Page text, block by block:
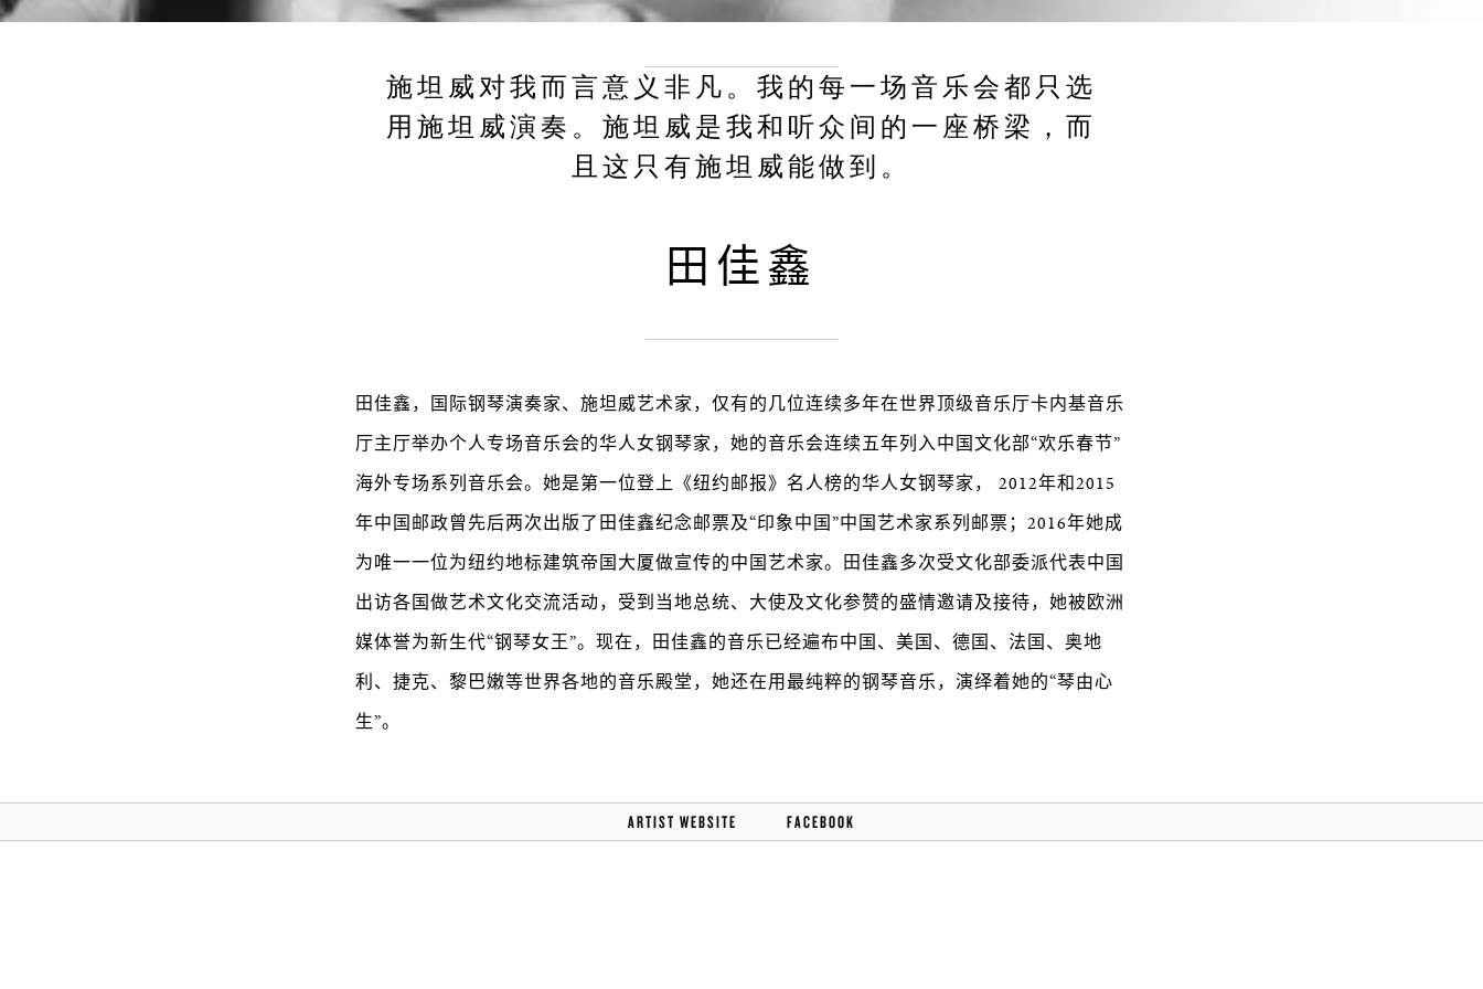
施坦威对我而言意义非凡。我的每一场音乐会都只选
用施坦威演奏。施坦威是我和听众间的一座桥梁，而
且这只有施坦威能做到。
田佳鑫
田佳鑫，国际钢琴演奏家、施坦威艺术家，仅有的几位连续多年在世界顶级音乐厅卡内基音乐
厅主厅举办个人专场音乐会的华人女钢琴家，她的音乐会连续五年列入中国文化部“欢乐春节”
海外专场系列音乐会。她是第一位登上《纽约邮报》名人榜的华人女钢琴家， 2012年和2015
年中国邮政曾先后两次出版了田佳鑫纪念邮票及“印象中国”中国艺术家系列邮票；2016年她成
为唯一一位为纽约地标建筑帝国大厦做宣传的中国艺术家。田佳鑫多次受文化部委派代表中国
出访各国做艺术文化交流活动，受到当地总统、大使及文化参赞的盛情邀请及接待，她被欧洲
媒体誉为新生代“钢琴女王”。现在，田佳鑫的音乐已经遍布中国、美国、德国、法国、奥地
利、捷克、黎巴嫩等世界各地的音乐殿堂，她还在用最纯粹的钢琴音乐，演绎着她的“琴由心
生”。
ARTIST WEBSITE FACEBOOK